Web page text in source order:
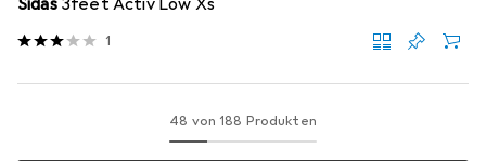
Sidas 3feet Activ Low Xs
1
48 von 188 Produkten